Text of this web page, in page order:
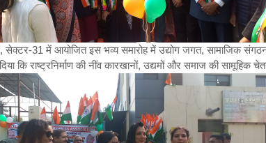
31 में आयोजित इस भव्य समारोह में उद्योग जगत, सामाजिक
कि राष्ट्रनिर्माण की नींव कारखानों, उद्यमों और समाज की सामूहिक